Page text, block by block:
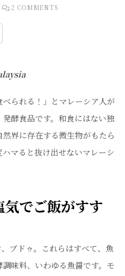
2 COMMENTS
べられる！」とマレーシア人が
酵食品です。和食にはない独
界に存在する微生物がもたら
マると抜け出せないマレーシ
でご飯がすす
ブドゥ。これらはすべて、魚
味料、いわゆる魚醤です。モ